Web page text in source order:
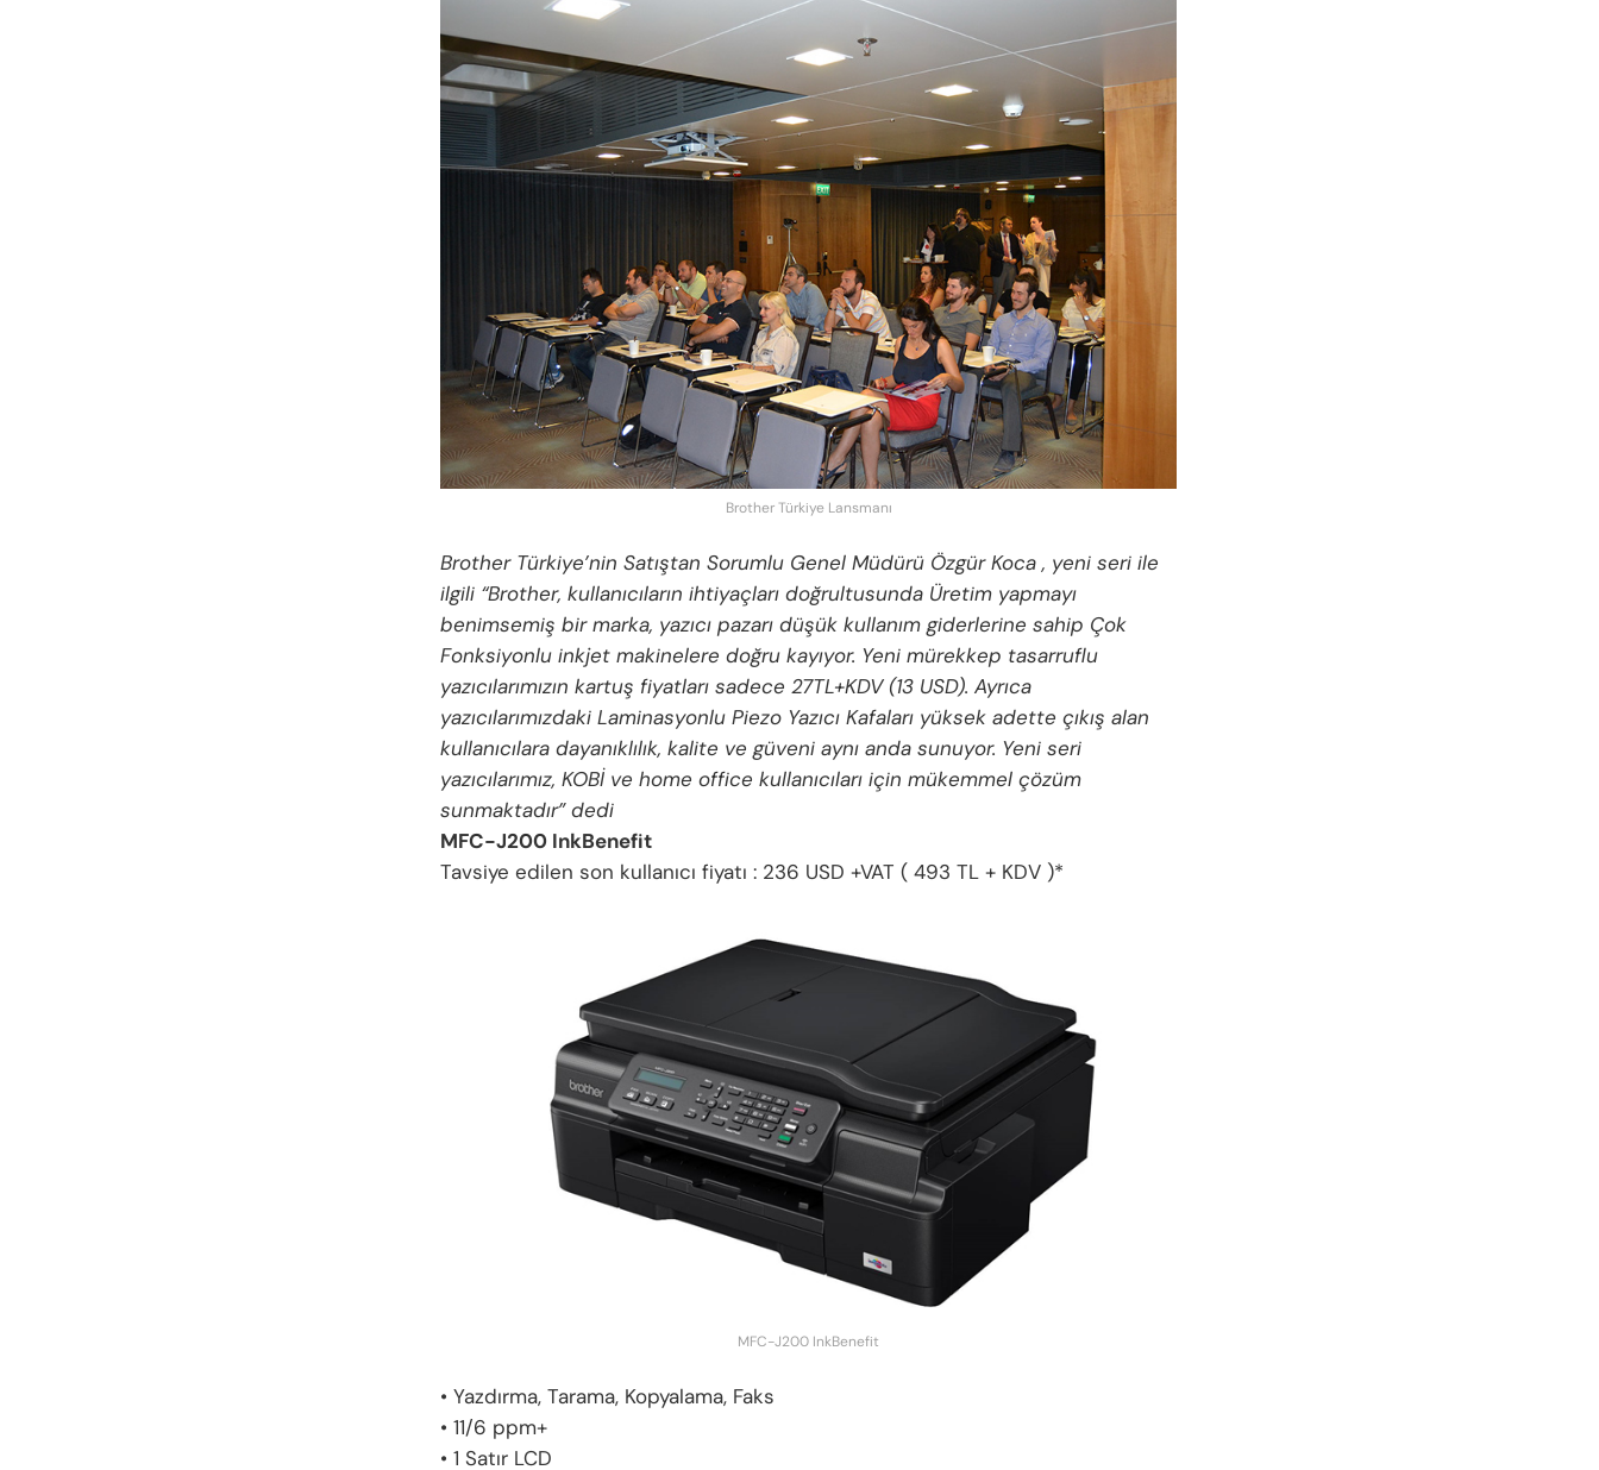
Brother Türkiye Lansmanı
Brother Türkiye’nin Satıştan Sorumlu Genel Müdürü Özgür Koca , yeni seri ile
ilgili “Brother, kullanıcıların ihtiyaçları doğrultusunda Üretim yapmayı
benimsemiş bir marka, yazıcı pazarı düşük kullanım giderlerine sahip Çok
Fonksiyonlu inkjet makinelere doğru kayıyor. Yeni mürekkep tasarruflu
yazıcılarımızın kartuş fiyatları sadece 27TL+KDV (13 USD). Ayrıca
yazıcılarımızdaki Laminasyonlu Piezo Yazıcı Kafaları yüksek adette çıkış alan
kullanıcılara dayanıklılık, kalite ve güveni aynı anda sunuyor. Yeni seri
yazıcılarımız, KOBİ ve home office kullanıcıları için mükemmel çözüm
sunmaktadır” dedi
MFC-J200 InkBenefit
Tavsiye edilen son kullanıcı fiyatı : 236 USD +VAT ( 493 TL + KDV )*
MFC-J200 InkBenefit
• Yazdırma, Tarama, Kopyalama, Faks
• 11/6 ppm+
• 1 Satır LCD